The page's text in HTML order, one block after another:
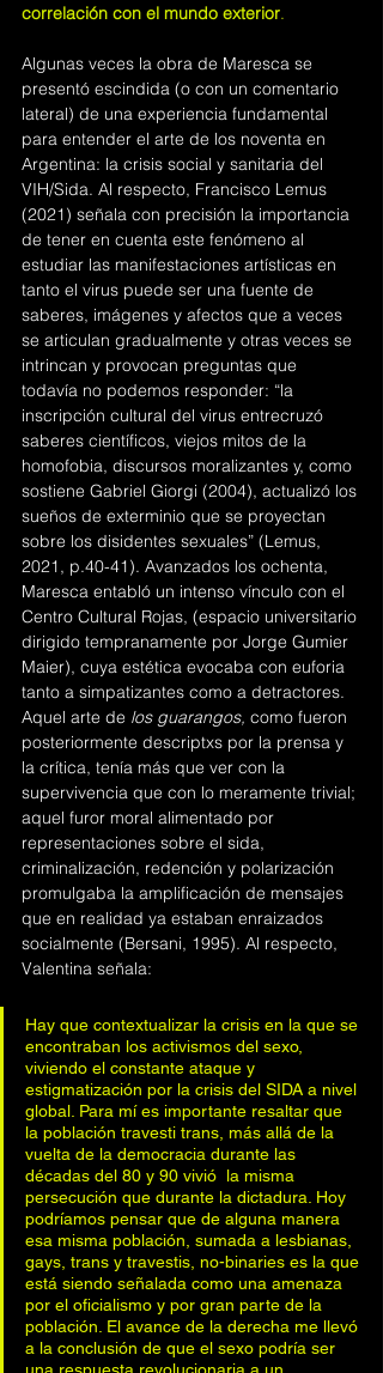
correlación con el mundo exterior.
Algunas veces la obra de Maresca se
presentó escindida (o con un comentario
lateral) de una experiencia fundamental
para entender el arte de los noventa en
Argentina: la crisis social y sanitaria del
VIH/Sida. Al respecto, Francisco Lemus
(2021) señala con precisión la importancia
de tener en cuenta este fenómeno al
estudiar las manifestaciones artísticas en
tanto el virus puede ser una fuente de
saberes, imágenes y afectos que a veces
se articulan gradualmente y otras veces se
intrincan y provocan preguntas que
todavía no podemos responder: “la
inscripción cultural del virus entrecruzó
saberes científicos, viejos mitos de la
homofobia, discursos moralizantes y, como
sostiene Gabriel Giorgi (2004), actualizó los
sueños de exterminio que se proyectan
sobre los disidentes sexuales” (Lemus,
2021, p.40-41). Avanzados los ochenta,
Maresca entabló un intenso vínculo con el
Centro Cultural Rojas, (espacio universitario
dirigido tempranamente por Jorge Gumier
Maier), cuya estética evocaba con euforia
tanto a simpatizantes como a detractores.
Aquel arte de los guarangos, como fueron
posteriormente descriptxs por la prensa y
la crítica, tenía más que ver con la
supervivencia que con lo meramente trivial;
aquel furor moral alimentado por
representaciones sobre el sida,
criminalización, redención y polarización
promulgaba la amplificación de mensajes
que en realidad ya estaban enraizados
socialmente (Bersani, 1995). Al respecto,
Valentina señala:
Hay que contextualizar la crisis en la que se
encontraban los activismos del sexo,
viviendo el constante ataque y
estigmatización por la crisis del SIDA a nivel
global. Para mí es importante resaltar que
la población travesti trans, más allá de la
vuelta de la democracia durante las
décadas del 80 y 90 vivió  la misma
persecución que durante la dictadura. Hoy
podríamos pensar que de alguna manera
esa misma población, sumada a lesbianas,
gays, trans y travestis, no-binaries es la que
está siendo señalada como una amenaza
por el oficialismo y por gran parte de la
población. El avance de la derecha me llevó
a la conclusión de que el sexo podría ser
una respuesta revolucionaria a un